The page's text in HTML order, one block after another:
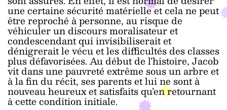
une certaine sécurité matérielle et cela ne peut
être reproché à personne, au risque de
véhiculer un discours moralisateur et
condescendant qui invisibiliserait et
dénigrerait le vécu et les difficultés des classes
plus défavorisées. Au début de l’histoire, Jacob
vit dans une pauvreté extrême sous un arbre et
à la fin du récit, ses parents et lui ne sont à
nouveau heureux et satisfaits qu’en retournant
à cette condition initiale.